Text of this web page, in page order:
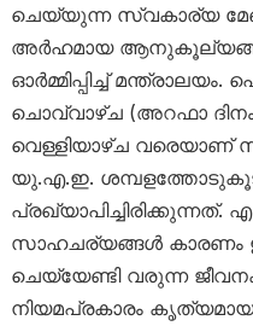
ചെയ്യുന്ന സ്വകാര്യ
അർഹമായ ആനുകൂല്യങ്ങൾ
ഓർമ്മിപ്പിച്ച്
ചൊവ്വാഴ്ച (അറഫാ
വെള്ളിയാഴ്ച വരെയാണ്
യു.എ.ഇ.
പ്രഖ്യാപിച്ചിരിക്കുന്നത്.
സാഹചര്യങ്ങൾ കാരണം
ചെയ്യേണ്ടി വരുന്ന
നിയമപ്രകാരം